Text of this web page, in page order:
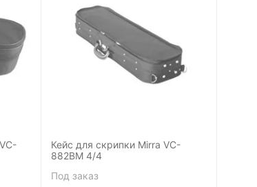
Кейс для скрипки Mirra VC-
882BM 4/4
Под заказ